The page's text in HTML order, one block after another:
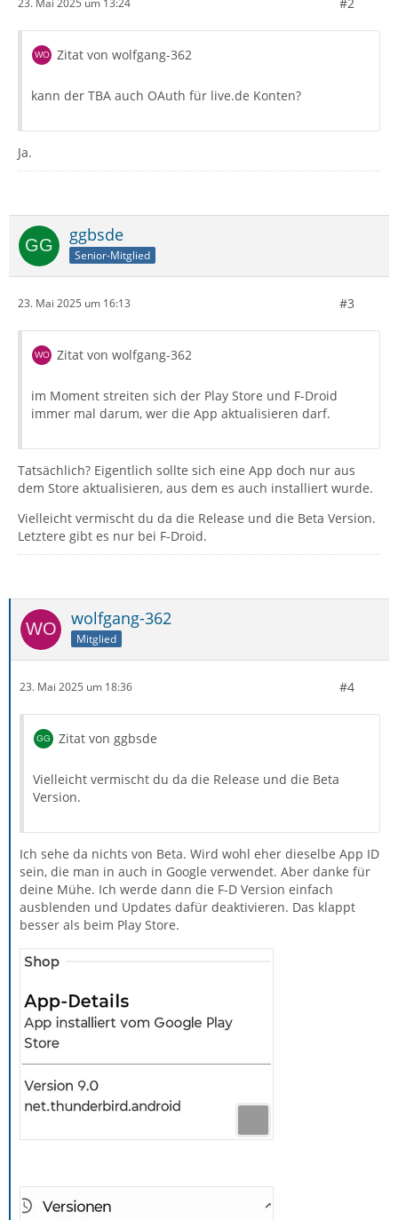
23. Mai 2025 um 13:24
Zitat von wolfgang-362
kann der TBA auch OAuth für live.de Konten?
Ja.
ggbsde
Senior-Mitglied
23. Mai 2025 um 16:13 #3
Zitat von wolfgang-362
im Moment streiten sich der Play Store und F-Droid
immer mal darum, wer die App aktualisieren darf.
Tatsächlich? Eigentlich sollte sich eine App doch nur aus
dem Store aktualisieren, aus dem es auch installiert wurde.
Vielleicht vermischt du da die Release und die Beta Version.
Letztere gibt es nur bei F-Droid.
wolfgang-362
Mitglied
23. Mai 2025 um 18:36 #4
Zitat von ggbsde
Vielleicht vermischt du da die Release und die Beta
Version.
Ich sehe da nichts von Beta. Wird wohl eher dieselbe App ID
sein, die man in auch in Google verwendet. Aber danke für
deine Mühe. Ich werde dann die F-D Version einfach
ausblenden und Updates dafür deaktivieren. Das klappt
besser als beim Play Store.